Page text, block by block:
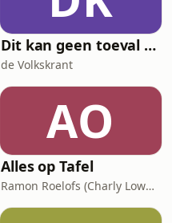
Dit kan geen toeval zijn
de Volkskrant
AO
Alles op Tafel
Ramon Roelofs (Charly Lownoise)